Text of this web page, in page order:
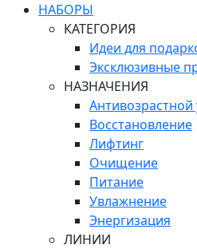
НАБОРЫ
КАТЕГОРИЯ
Идеи для
Эксклюзивные
НАЗНАЧЕНИЯ
Антивозрастной
Восстановление
Лифтинг
Очищение
Питание
Увлажнение
Энергизация
ЛИНИИ